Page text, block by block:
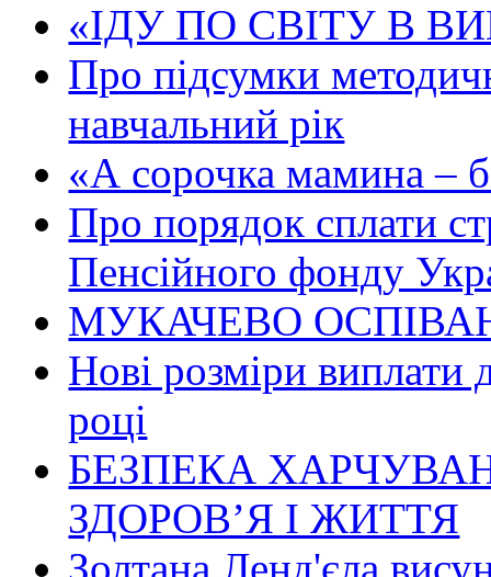
«ІДУ ПО СВІТУ В
Про підсумки
навчальний рік
«А сорочка мамина –
Про порядок сплати
Пенсійного фонду
МУКАЧЕВО
Нові розміри виплати
році
БЕЗПЕКА
ЗДОРОВ’Я І ЖИТТЯ